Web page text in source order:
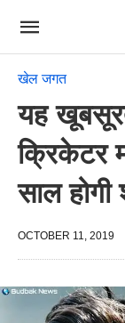
खेल जगत
यह
क्रिकेटर
साल होगी
OCTOBER 11, 2019